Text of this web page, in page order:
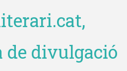
de divulgació